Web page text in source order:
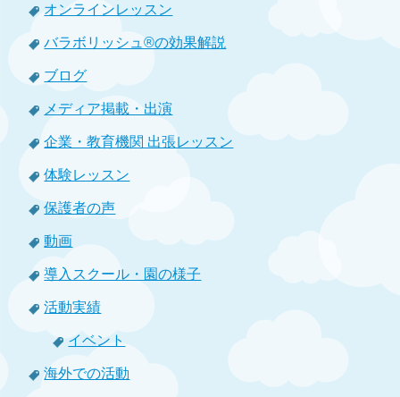
オンラインレッスン
バラボリッシュ®の効果解説
ブログ
メディア掲載・出演
企業・教育機関 出張レッスン
体験レッスン
保護者の声
動画
導入スクール・園の様子
活動実績
イベント
海外での活動